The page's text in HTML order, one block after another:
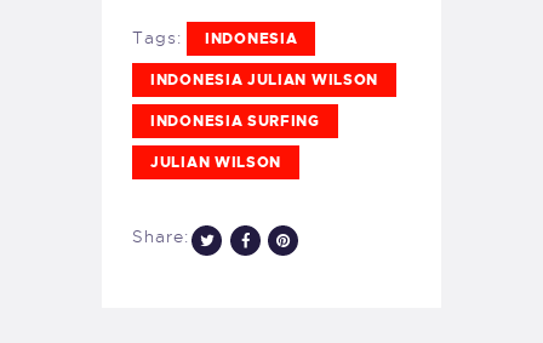
Tags: INDONESIA
INDONESIA JULIAN WILSON
INDONESIA SURFING
JULIAN WILSON
Share: